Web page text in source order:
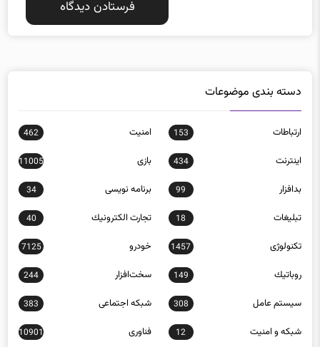
ارتباطات
اينترنت 434 بازی 11005
بدافزار 99 برنامه نويسی 34
تبلیغات 18 تجارت الكترونيك 40
تکنولوژی 1457 خودرو 7125
روباتيك 149 سخت‌افزار 244
سيستم عامل 308 شبكه اجتماعی 383
شبكه و امنيت 12 فناوری 10901
كامپيوتر همراه 113 ماهواره و فضا 793